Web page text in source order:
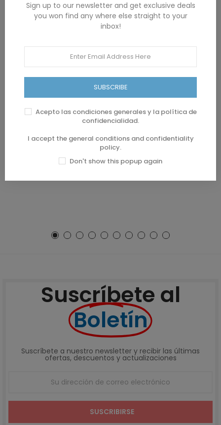
F-EX16832 CAMBODIA
CAMBOGDE MNH 1995 IMPERF
MARIPOSAS
29,99 €
F-EX17683 MADAGASCAR
MNH 1999 SPECIAL FORMAT
LIONS CLUB BUTTERFLIES
FAUNA.
2,99 €
Suscríbete al
Boletín
Suscríbete a nuestro newsletter y recibir las últimas
ofertas, descuentos y actualizaciones
SUSCRIBIRSE
Sign up to our newsletter and get exclusive deals
you won find any where else straight to your
inbox!
SUBSCRIBE
Acepto las condiciones generales y la política de
confidencialidad.
I accept the general conditions and confidentiality
policy.
Don't show this popup again